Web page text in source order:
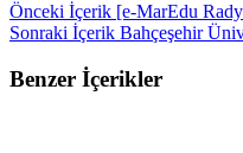
Önceki İçerik [e-MarEdu
Sonraki İçerik Bahçeşehir
Benzer İçerikler